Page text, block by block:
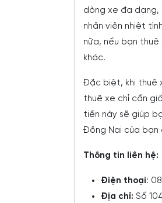
dòng xe đa dạng,
nhân viên nhiệt
nữa, nếu bạn
khác.
Đặc biệt, khi thuê
thuê xe chỉ cần
tiền này sẽ giúp
Đồng Nai của bạn
Thông tin liên hệ:
Điện thoại:
Địa chỉ: Số